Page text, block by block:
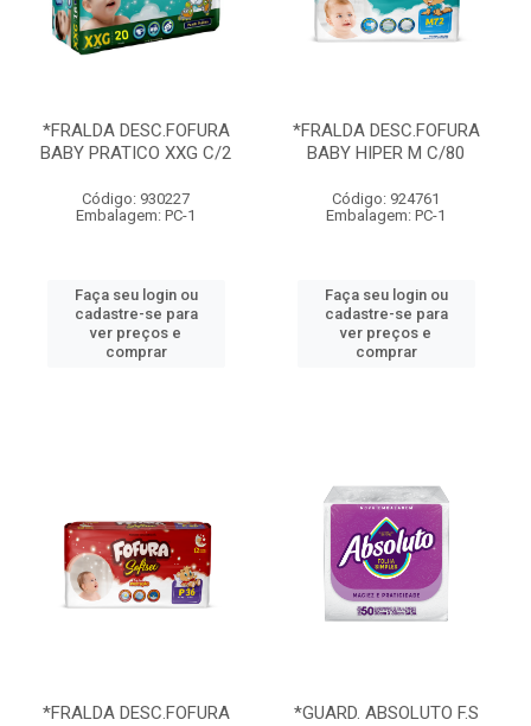
*FRALDA DESC.FOFURA
BABY PRATICO XXG C/2
Código: 930227
Embalagem: PC-1
Faça seu login ou
cadastre-se para
ver preços e
comprar
*FRALDA DESC.FOFURA
BABY HIPER M C/80
Código: 924761
Embalagem: PC-1
Faça seu login ou
cadastre-se para
ver preços e
comprar
*FRALDA DESC.FOFURA
*GUARD. ABSOLUTO F.S